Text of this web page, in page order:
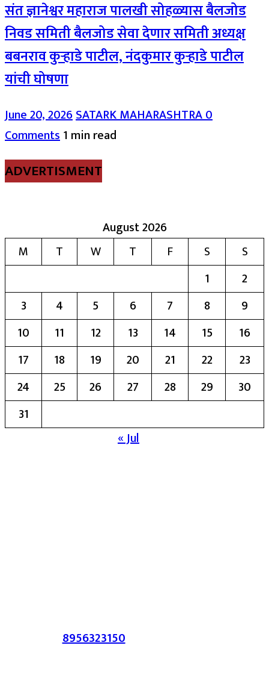
संत ज्ञानेश्वर महाराज पालखी सोहळ्यास बैलजोड
निवड समिती बैलजोड सेवा देणार समिती अध्यक्ष
बबनराव कुऱ्हाडे पाटील, नंदकुमार कुऱ्हाडे पाटील
यांची घोषणा
June 20, 2026SATARK MAHARASHTRA0
Comments1 min read
ADVERTISMENT
August 2026
M
T W T F S
S
1
2
3
4 5 6 7 8
9
10
11 12 13 14 15
16
17
18 19 20 21 22
23
24
25 26 27 28 29
30
31
« Jul
संपर्क :-8956323150/ ईमेल :-